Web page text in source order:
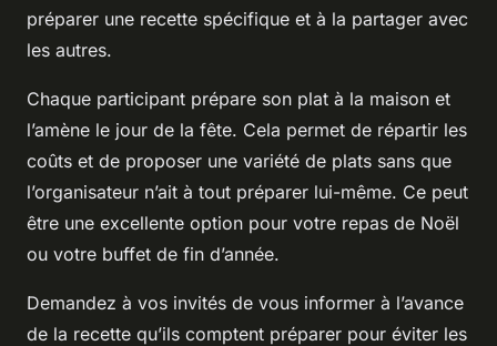
préparer une recette spécifique et à la partager avec
les autres.
Chaque participant prépare son plat à la maison et
l’amène le jour de la fête. Cela permet de répartir les
coûts et de proposer une variété de plats sans que
l’organisateur n’ait à tout préparer lui-même. Ce peut
être une excellente option pour votre repas de Noël
ou votre buffet de fin d’année.
Demandez à vos invités de vous informer à l’avance
de la recette qu’ils comptent préparer pour éviter les